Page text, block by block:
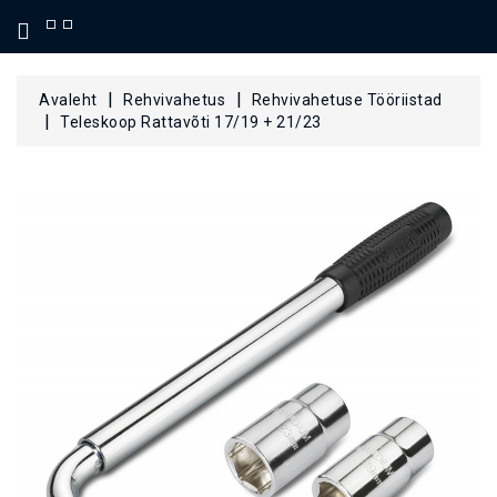
KATEGOORIA
Avaleht Rehvivahetus
Rehvivahetuse Tööriistad
Teleskoop Rattavõti 17/19 + 21/23